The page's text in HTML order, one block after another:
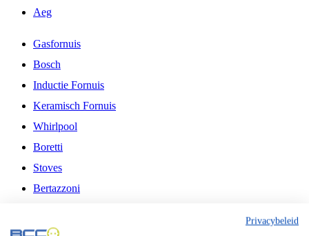
Aeg
Gasfornuis
Bosch
Inductie Fornuis
Keramisch Fornuis
Whirlpool
Boretti
Stoves
Bertazzoni
Fitelli
Privacybeleid